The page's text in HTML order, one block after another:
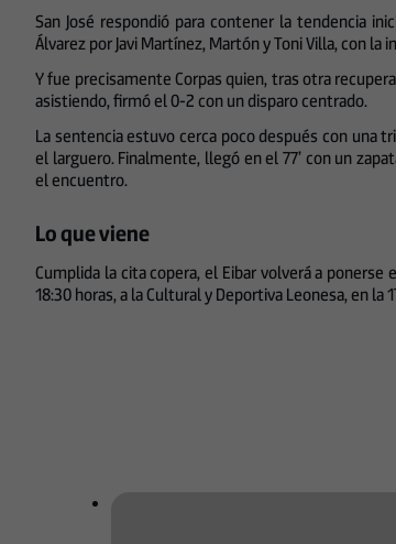
San José respondió para contener la tendencia
Álvarez por Javi Martínez, Martón y Toni Villa, con
Y fue precisamente Corpas quien, tras otra
asistiendo, firmó el 0-2 con un disparo centrado.
La sentencia estuvo cerca poco después con una
el larguero. Finalmente, llegó en el 77’ con un
el encuentro.
Lo que viene
Cumplida la cita copera, el Eibar volverá a
18:30 horas, a la Cultural y Deportiva Leonesa, en la